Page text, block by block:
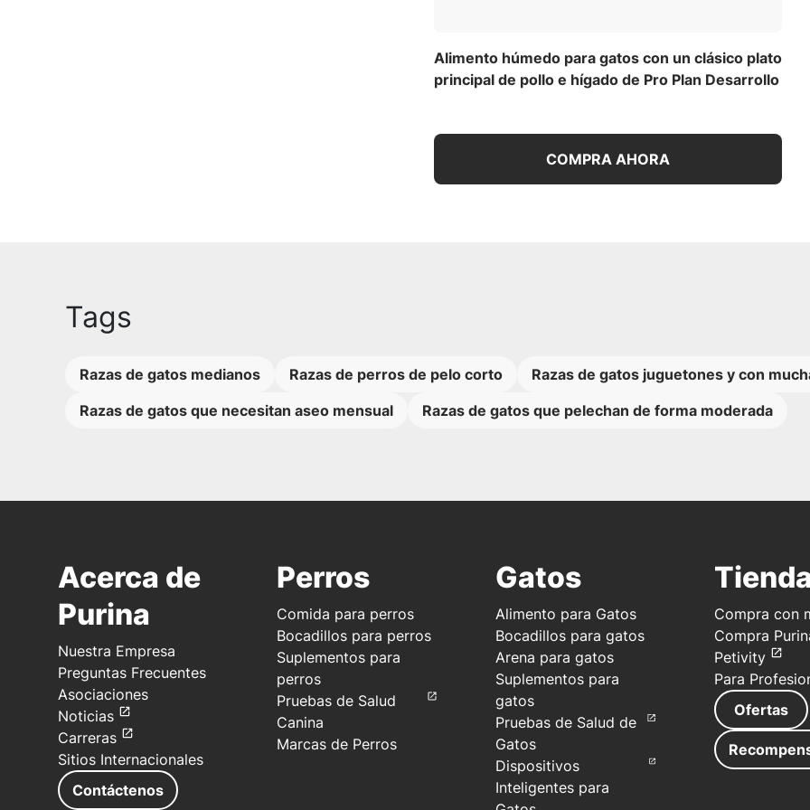
Alimento húmedo para gatos con un clásico plato
principal de pollo e hígado de Pro Plan Desarrollo
COMPRA AHORA
Tags
Razas de gatos medianos Razas de perros de pelo corto
Razas de gatos juguetones y con
Razas de gatos que necesitan aseo mensual
Razas de gatos que pelechan de forma moderada
Acerca de
Purina
Nuestra Empresa
Preguntas Frecuentes
Asociaciones
Noticias
Carreras
Sitios Internacionales
Contáctenos
Perros
Comida para perros
Bocadillos para perros
Suplementos para
perros
Pruebas de Salud
Canina
Marcas de Perros
Gatos
Alimento para Gatos
Bocadillos para gatos
Arena para gatos
Suplementos para
gatos
Pruebas de Salud de
Gatos
Dispositivos
Inteligentes para
Tienda
Compra con
Compra
Petivity
Para
Ofertas